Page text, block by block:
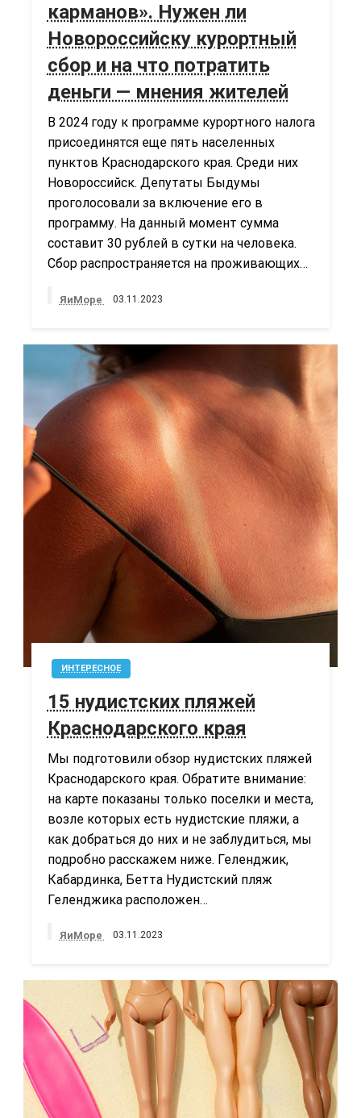
карманов». Нужен ли
Новороссийску курортный
сбор и на что потратить
деньги — мнения жителей
В 2024 году к программе курортного налога
присоединятся еще пять населенных
пунктов Краснодарского края. Среди них
Новороссийск. Депутаты Быдумы
проголосовали за включение его в
программу. На данный момент сумма
составит 30 рублей в сутки на человека.
Сбор распространяется на проживающих…
ЯиМоре 03.11.2023
ИНТЕРЕСНОЕ
15 нудистских пляжей
Краснодарского края
Мы подготовили обзор нудистских пляжей
Краснодарского края. Обратите внимание:
на карте показаны только поселки и места,
возле которых есть нудистские пляжи, а
как добраться до них и не заблудиться, мы
подробно расскажем ниже. Геленджик,
Кабардинка, Бетта Нудистский пляж
Геленджика расположен…
ЯиМоре 03.11.2023